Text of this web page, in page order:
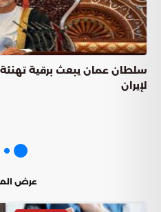
سلطان عمان يبعث برقية تهنئة
لإيران
عرض